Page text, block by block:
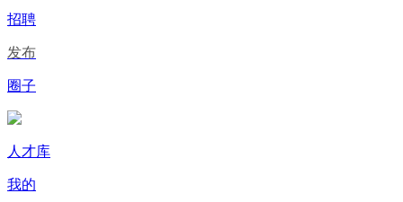
招聘
发布
圈子
人才库
我的